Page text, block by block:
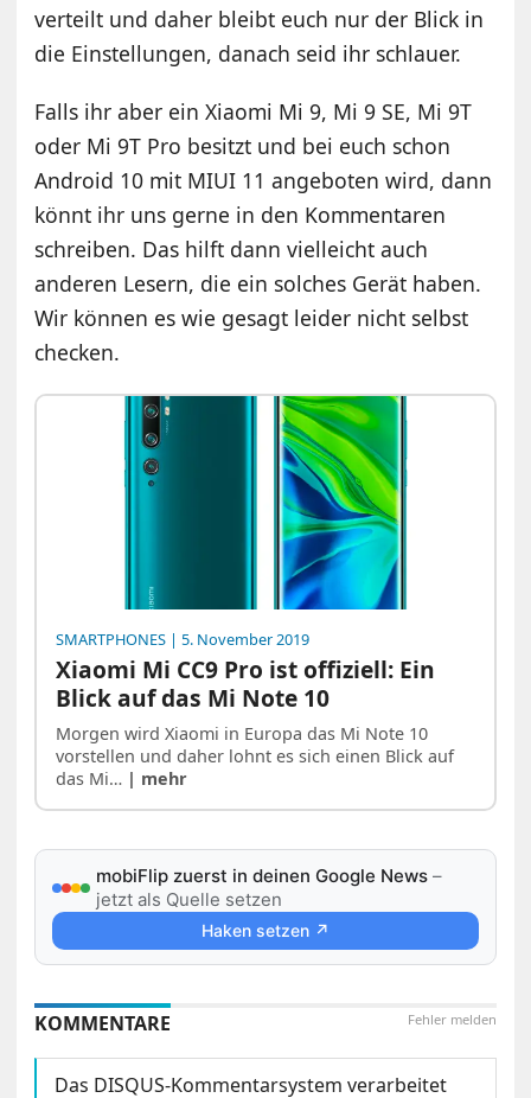
verteilt und daher bleibt euch nur der Blick in
die Einstellungen, danach seid ihr schlauer.
Falls ihr aber ein Xiaomi Mi 9, Mi 9 SE, Mi 9T
oder Mi 9T Pro besitzt und bei euch schon
Android 10 mit MIUI 11 angeboten wird, dann
könnt ihr uns gerne in den Kommentaren
schreiben. Das hilft dann vielleicht auch
anderen Lesern, die ein solches Gerät haben.
Wir können es wie gesagt leider nicht selbst
checken.
SMARTPHONES | 5. November 2019
Xiaomi Mi CC9 Pro ist offiziell: Ein
Blick auf das Mi Note 10
Morgen wird Xiaomi in Europa das Mi Note 10
vorstellen und daher lohnt es sich einen Blick auf
das Mi… | mehr
mobiFlip zuerst in deinen Google News –
jetzt als Quelle setzen
Haken setzen ↗
Fehler melden
KOMMENTARE
Das DISQUS-Kommentarsystem verarbeitet